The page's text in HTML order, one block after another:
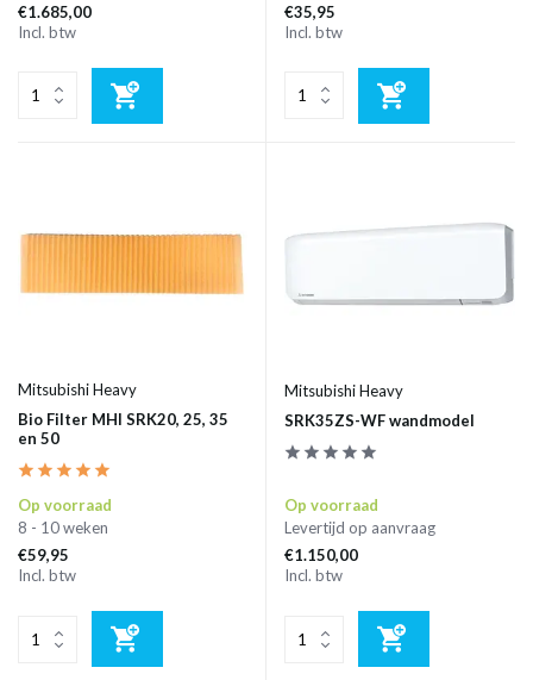
€1.685,00
Incl. btw
€35,95
Incl. btw
Mitsubishi Heavy
Bio Filter MHI SRK20, 25, 35
en 50
Op voorraad
8 - 10 weken
€59,95
Incl. btw
Mitsubishi Heavy
SRK35ZS-WF wandmodel
Op voorraad
Levertijd op aanvraag
€1.150,00
Incl. btw